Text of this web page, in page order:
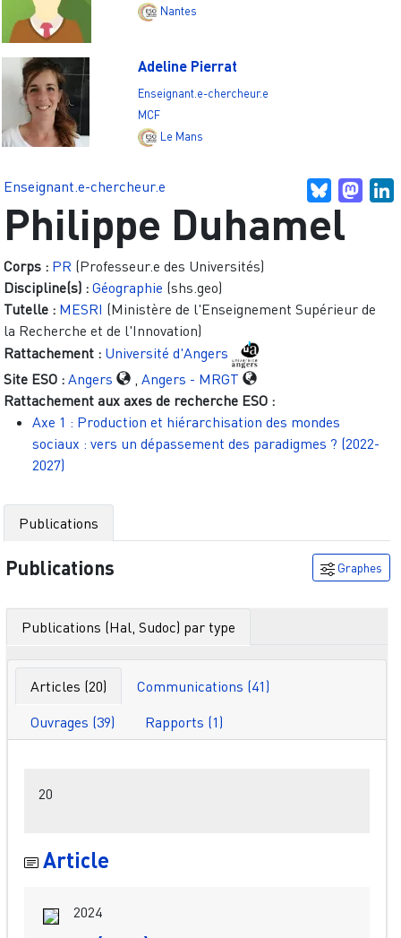
Nantes
Adeline Pierrat
Enseignant.e-chercheur.e
MCF
Le Mans
Bluesky
Enseignant.e-chercheur.e
Philippe Duhamel
Corps : PR (Professeur.e des Universités)
Discipline(s) : Géographie (shs.geo)
Tutelle : MESRI (Ministère de l'Enseignement Supérieur de
la Recherche et de l'Innovation)
Rattachement : Université d'Angers
Site ESO : Angers
Angers - MRGT
Rattachement aux axes de recherche ESO :
Axe 1 : Production et hiérarchisation des mondes
sociaux : vers un dépassement des paradigmes ? (2022-
2027)
Publications
Publications Graphes
Publications (Hal, Sudoc) par type
Articles (20)
Communications (41)
Ouvrages (39)
Rapports (1)
20
Article
2024